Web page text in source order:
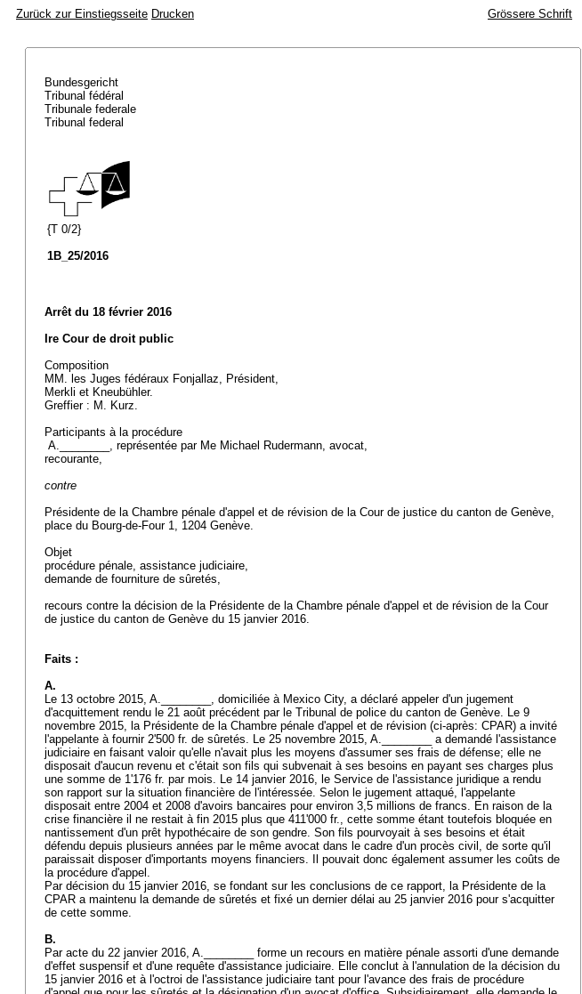
Zurück zur Einstiegsseite Drucken Grössere Schrift
Bundesgericht
Tribunal fédéral
Tribunale federale
Tribunal federal
{T 0/2}
1B_25/2016
Arrêt du 18 février 2016
Ire Cour de droit public
Composition
MM. les Juges fédéraux Fonjallaz, Président,
Merkli et Kneubühler.
Greffier : M. Kurz.
Participants à la procédure
A.________, représentée par Me Michael Rudermann, avocat,
recourante,
contre
Présidente de la Chambre pénale d'appel et de révision de la Cour de justice du canton de Genève,
place du Bourg-de-Four 1, 1204 Genève.
Objet
procédure pénale, assistance judiciaire,
demande de fourniture de sûretés,
recours contre la décision de la Présidente de la Chambre pénale d'appel et de révision de la Cour
de justice du canton de Genève du 15 janvier 2016.
Faits :
A.
Le 13 octobre 2015, A.________, domiciliée à Mexico City, a déclaré appeler d'un jugement
d'acquittement rendu le 21 août précédent par le Tribunal de police du canton de Genève. Le 9
novembre 2015, la Présidente de la Chambre pénale d'appel et de révision (ci-après: CPAR) a invité
l'appelante à fournir 2'500 fr. de sûretés. Le 25 novembre 2015, A.________ a demandé l'assistance
judiciaire en faisant valoir qu'elle n'avait plus les moyens d'assumer ses frais de défense; elle ne
disposait d'aucun revenu et c'était son fils qui subvenait à ses besoins en payant ses charges plus
une somme de 1'176 fr. par mois. Le 14 janvier 2016, le Service de l'assistance juridique a rendu
son rapport sur la situation financière de l'intéressée. Selon le jugement attaqué, l'appelante
disposait entre 2004 et 2008 d'avoirs bancaires pour environ 3,5 millions de francs. En raison de la
crise financière il ne restait à fin 2015 plus que 411'000 fr., cette somme étant toutefois bloquée en
nantissement d'un prêt hypothécaire de son gendre. Son fils pourvoyait à ses besoins et était
défendu depuis plusieurs années par le même avocat dans le cadre d'un procès civil, de sorte qu'il
paraissait disposer d'importants moyens financiers. Il pouvait donc également assumer les coûts de
la procédure d'appel.
Par décision du 15 janvier 2016, se fondant sur les conclusions de ce rapport, la Présidente de la
CPAR a maintenu la demande de sûretés et fixé un dernier délai au 25 janvier 2016 pour s'acquitter
de cette somme.
B.
Par acte du 22 janvier 2016, A.________ forme un recours en matière pénale assorti d'une demande
d'effet suspensif et d'une requête d'assistance judiciaire. Elle conclut à l'annulation de la décision du
15 janvier 2016 et à l'octroi de l'assistance judiciaire tant pour l'avance des frais de procédure